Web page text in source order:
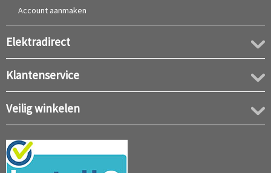
Account aanmaken
Elektradirect
Klantenservice
Veilig winkelen